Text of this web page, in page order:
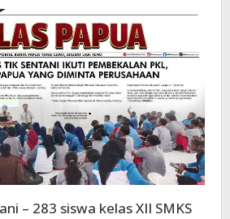
– 283 siswa kelas XII SMKS